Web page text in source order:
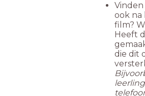
ook na
film?
Heeft
die dit